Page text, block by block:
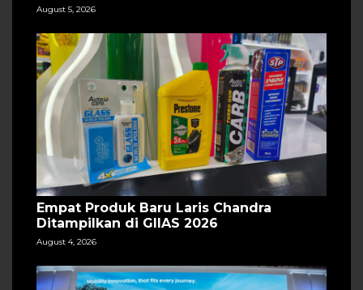
August 5, 2026
Empat Produk Baru Laris Chandra
Ditampilkan di GIIAS 2026
August 4, 2026